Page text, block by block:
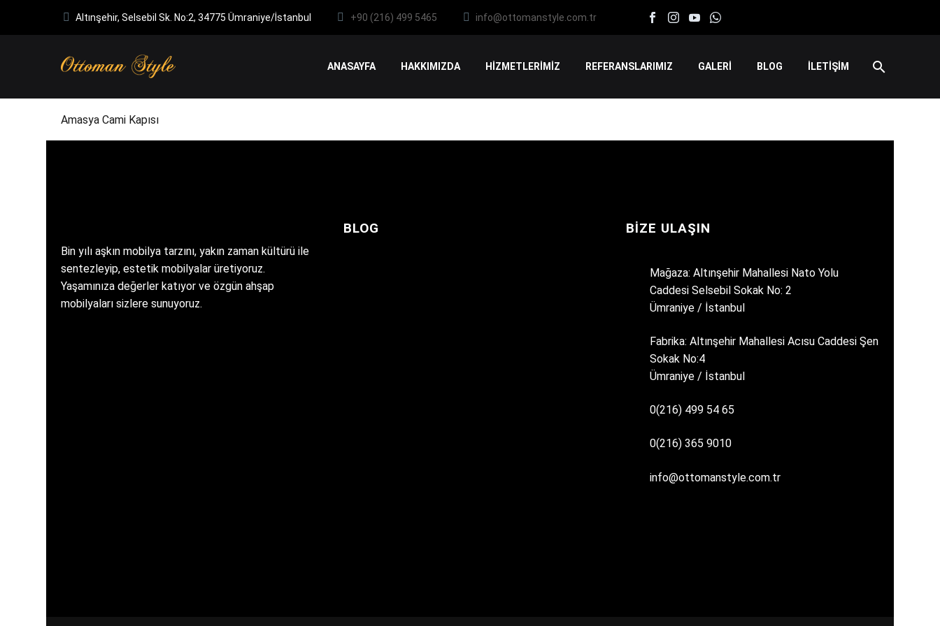
Altınşehir, Selsebil Sk. No:2, 34775 Ümraniye/İstanbul +90 (216) 499 5465 info@ottomanstyle.com.tr
ANASAYFA HAKKIMIZDA HİZMETLERİMİZ REFERANSLARIMIZ GALERİ BLOG İLETİŞİM
Amasya Cami Kapısı
Bin yılı aşkın mobilya tarzını, yakın zaman kültürü ile
sentezleyip, estetik mobilyalar üretiyoruz.
Yaşamınıza değerler katıyor ve özgün ahşap
mobilyaları sizlere sunuyoruz.
BLOG BIZE ULAŞIN
Mağaza: Altınşehir Mahallesi Nato Yolu
Caddesi Selsebil Sokak No: 2
Ümraniye / İstanbul
Fabrika: Altınşehir Mahallesi Acısu Caddesi Şen
Sokak No:4
Ümraniye / İstanbul
0(216) 499 54 65
0(216) 365 9010
info@ottomanstyle.com.tr